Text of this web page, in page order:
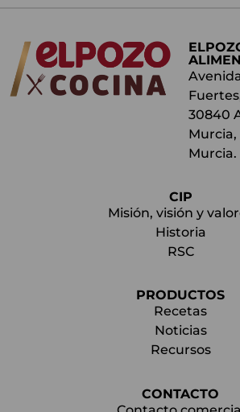
30840
Murcia,
Murcia.
CIP
Misión, visión y
Historia
RSC
PRODUCTOS
Recetas
Noticias
Recursos
CONTACTO